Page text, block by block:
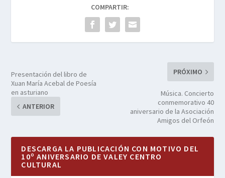
COMPARTIR:
Presentación del libro de
Xuan María Acebal de Poesía
en asturiano
ANTERIOR
PRÓXIMO
Música. Concierto
conmemorativo 40
aniversario de la Asociación
Amigos del Orfeón
DESCARGA LA PUBLICACIÓN CON MOTIVO DEL
10º ANIVERSARIO DE VALEY CENTRO
CULTURAL